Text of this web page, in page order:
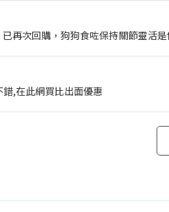
再次回購，狗狗食咗保持關節靈活
,在此網買比出面優惠